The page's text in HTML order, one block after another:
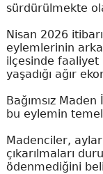
sürdürülmekte
Nisan 2026
eylemlerinin arka
ilçesinde faaliyet
yaşadığı ağır
Bağımsız
bu eylemin
Madenciler,
çıkarılmaları
ödenmediğini